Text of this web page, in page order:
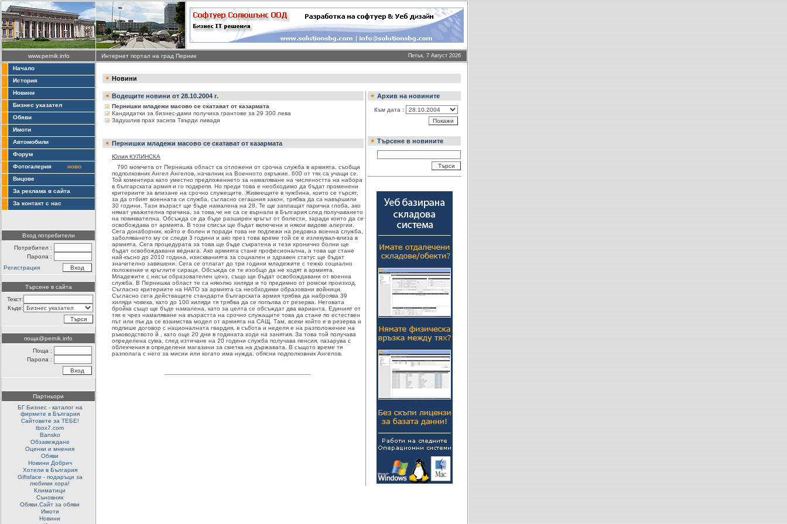
www.pernik.info Интернет портал на град Перник Петък, 7 Август 2026
Начало
История
Новини
Бизнес указател
Обяви
Имоти
Автомобили
Форум
Фотогалерия
ново
Вицове
За реклама в сайта
За контакт с нас
Вход потребители
Потребител :
Парола :
Регистрация
Търсене в сайта
Текст:
Къде:
поща@pernik.info
Поща :
Парола :
Партньори
БГ Бизнес - каталог на
фирмите в България
Сайтовете за ТЕБЕ!
tbox7.com
Bansko
Обзавеждане
Оценки и мнения
Обяви
Новини Добрич
Хотели в България
Giftsface - подаръци за
любими хора!
Климатици
Съновник
Обяви.Сайт за обяви
Имоти
Новини
Новини
Водещите новини от 28.10.2004 г.
Пернишки младежи масово се скатават от казармата
Кандидатки за бизнес-дами получиха грантове за 29 300 лева
Задушлив прах засипа Твърди ливади
Пернишки младежи масово се скатават от казармата
Юлия КУЛИНСКА
790 момчета от Пернишка област са отложени от срочна служба в армията, съобщи
подполковник Ангел Ангелов, началник на Военното окръжие. 600 от тях са учащи се.
Той коментира като уместно предложението за намаляване на числеността на набора
в българската армия и го подкрепя. Но преди това е необходимо да бъдат променени
критериите за влизане на срочно служещите. Живеещите в чужбина, които се търсят,
за да отбият военната си служба, съгласно сегашния закон, трябва да са навършили
30 години. Тази възраст ще бъде намалена на 28. Те ще заплащат парична глоба, ако
нямат уважителна причина, за това,че не са се върнали в България след получаването
на повиквателна. Обсъжда се да бъде разширен кръгът от болести, заради които да се
освобождава от армията. В този списък ще бъдат включени и някои видове алергии.
Сега донаборник, който е болен и поради това не подлежи на редовна военна служба,
заболяването му се следи 3 години и ако през това време той се е излекувал-влиза в
армията. Сега процедурата за това ще бъде съкратена и тези хронично болни ще
бъдат освобождавани веднага. Ако армията стане професионална, а това ще стане
най-късно до 2010 година, изискванията за социален и здравен статус ще бъдат
значително завишени. Сега се отлагат до три години младежите с тежко социално
положение и кръглите сираци. Обсъжда се те изобщо да не ходят в армията.
Младежите с нисък образователен ценз, също ще бъдат освобождавани от военна
служба. В Пернишка област те са няколко хиляди и то предимно от ромски произход.
Съгласно критериите на НАТО за армията са необходими образовани войници.
Съгласно сега действащите стандарти българската армия трябва да наброява 39
хиляди човека, като до 100 хиляди тя трябва да се попълва от резерва. Неговата
бройка също ще бъде намалена, като за целта се обсъждат два варианта. Единият от
тях е чрез намаляване на възрастта на срочно служащите това да стане по естествен
път или пък да се взаимства модел от армията на САЩ. Там, всеки който е в резерва и
подпише договор с националната гвардия, в събота и неделя е на разположение на
ръководството й , като още 20 дни в годината ходи на занятия. За това той получава
определена сума, след изтичане на 20 години служба получава пенсия, пазарува с
облекчения в определени магазини за сметка на държавата. В същото време тя
разполага с него за мисии или когато има нужда, обясни подполковник Ангелов.
Архив на новините
Към дата :
Търсене в новините